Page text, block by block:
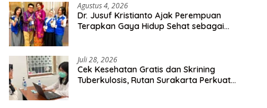
Agustus 4, 2026
Dr. Jusuf Kristianto Ajak Perempuan
Terapkan Gaya Hidup Sehat sebagai
Juli 28, 2026
Cek Kesehatan Gratis dan Skrining
Tuberkulosis, Rutan Surakarta Perkuat